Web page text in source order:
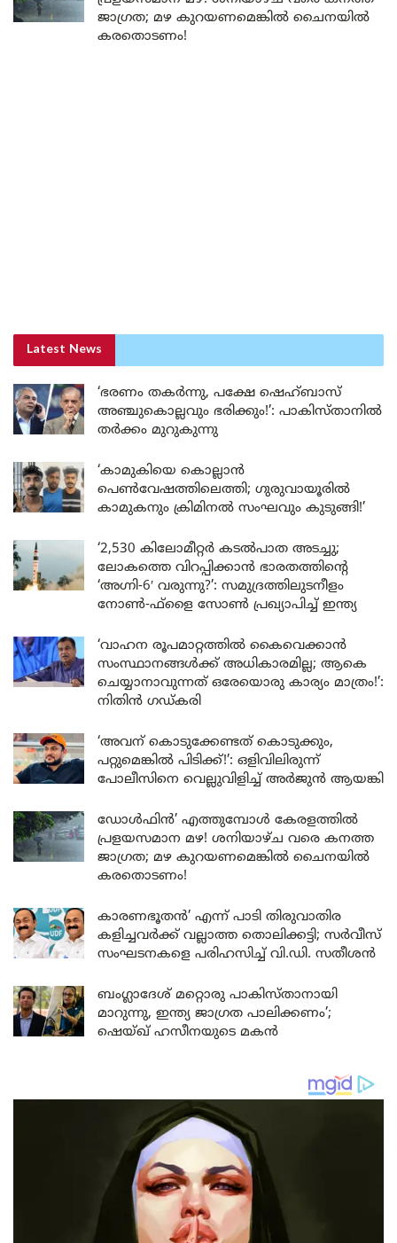
ജാഗ്രത; മഴ കുറയണമെങ്കിൽ ചൈനയിൽ
കരതൊടണം!
Latest News
‘ഭരണം തകർന്നു, പക്ഷേ ഷെഹ്ബാസ്
അഞ്ചുകൊല്ലവും ഭരിക്കും!’: പാകിസ്താനിൽ
തർക്കം മുറുകുന്നു
‘കാമുകിയെ കൊല്ലാൻ
പെൺവേഷത്തിലെത്തി; ഗുരുവായൂരിൽ
കാമുകനും ക്രിമിനൽ സംഘവും കുടുങ്ങി!’
‘2,530 കിലോമീറ്റർ കടൽപാത അടച്ചു;
ലോകത്തെ വിറപ്പിക്കാൻ ഭാരതത്തിന്റെ
‘അഗ്നി-6′ വരുന്നു?’: സമുദ്രത്തിലുടനീളം
നോൺ-ഫ്ളൈ സോൺ പ്രഖ്യാപിച്ച് ഇന്ത്യ
‘വാഹന രൂപമാറ്റത്തിൽ കൈവെക്കാൻ
സംസ്ഥാനങ്ങൾക്ക് അധികാരമില്ല; ആകെ
ചെയ്യാനാവുന്നത് ഒരേയൊരു കാര്യം മാത്രം!’:
നിതിൻ ഗഡ്കരി
‘അവന് കൊടുക്കേണ്ടത് കൊടുക്കും,
പറ്റുമെങ്കിൽ പിടിക്ക്!’: ഒളിവിലിരുന്ന്
പോലീസിനെ വെല്ലുവിളിച്ച് അർജുൻ ആയങ്കി
ഡോൾഫിൻ’ എത്തുമ്പോൾ കേരളത്തിൽ
പ്രളയസമാന മഴ! ശനിയാഴ്ച വരെ കനത്ത
ജാഗ്രത; മഴ കുറയണമെങ്കിൽ ചൈനയിൽ
കരതൊടണം!
കാരണഭൂതൻ’ എന്ന് പാടി തിരുവാതിര
കളിച്ചവർക്ക് വല്ലാത്ത തൊലിക്കട്ടി; സർവീസ്
സംഘടനകളെ പരിഹസിച്ച് വി.ഡി. സതീശൻ
ബംഗ്ലാദേശ് മറ്റൊരു പാകിസ്താനായി
മാറുന്നു, ഇന്ത്യ ജാഗ്രത പാലിക്കണം’;
ഷെയ്ഖ് ഹസീനയുടെ മകൻ